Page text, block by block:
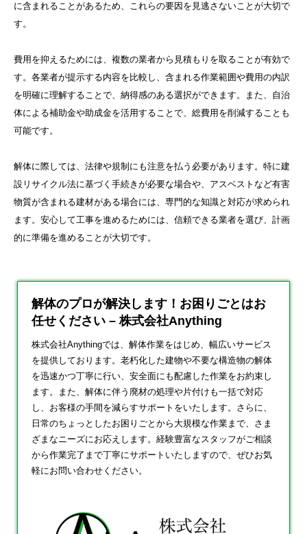
に含まれることがあるため、これらの要因を見逃さないことが大切で
す。
費用を抑えるためには、複数の業者から見積もりを取ることが有効で
す。各業者が提示する内容を比較し、含まれる作業範囲や費用の内訳
を明確に理解することで、納得感のある選択ができます。また、自治
体による補助金や助成金を活用することで、総費用を削減することも
可能です。
解体に際しては、法律や規制にも注意を払う必要があります。特に建
設リサイクル法に基づく手続きが必要な場合や、アスベストなど有害
物質が含まれる建材がある場合には、専門的な知識と対応が求められ
ます。安心して工事を進めるためには、信頼できる業者を選び、計画
的に準備を進めることが大切です。
解体のプロが解決します！お困りごとはお
任せください – 株式会社Anything
株式会社Anythingでは、解体作業をはじめ、幅広いサービス
を提供しております。老朽化した建物や不要な構造物の解体
を迅速かつ丁寧に行い、安全面にも配慮した作業をお約束し
ます。また、解体に伴う廃材の処理や片付けも一括で対応
し、お客様の手間を減らすサポートをいたします。さらに、
日常のちょっとしたお困りごとから大規模な作業まで、さま
ざまなニーズにお応えします。経験豊富なスタッフがご相談
から作業完了まで丁寧にサポートいたしますので、ぜひお気
軽にお問い合わせください。